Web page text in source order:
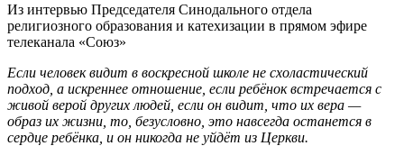
Из интервью Председателя Синодального отдела
религиозного образования и катехизации в прямом эфире
телеканала «Союз»
Если человек видит в воскресной школе не схоластический
подход, а искреннее отношение, если ребёнок встречается с
живой верой других людей, если он видит, что их вера —
образ их жизни, то, безусловно, это навсегда останется в
сердце ребёнка, и он никогда не уйдёт из Церкви.